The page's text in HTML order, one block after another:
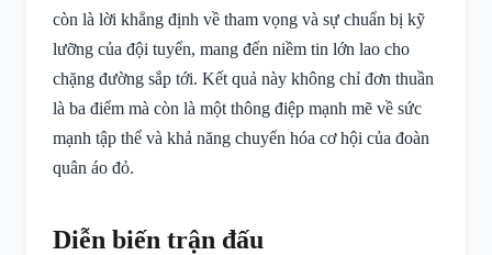
còn là lời khẳng định về tham vọng và sự chuẩn bị kỹ
lưỡng của đội tuyển, mang đến niềm tin lớn lao cho
chặng đường sắp tới. Kết quả này không chỉ đơn thuần
là ba điểm mà còn là một thông điệp mạnh mẽ về sức
mạnh tập thể và khả năng chuyển hóa cơ hội của đoàn
quân áo đỏ.
Diễn biến trận đấu